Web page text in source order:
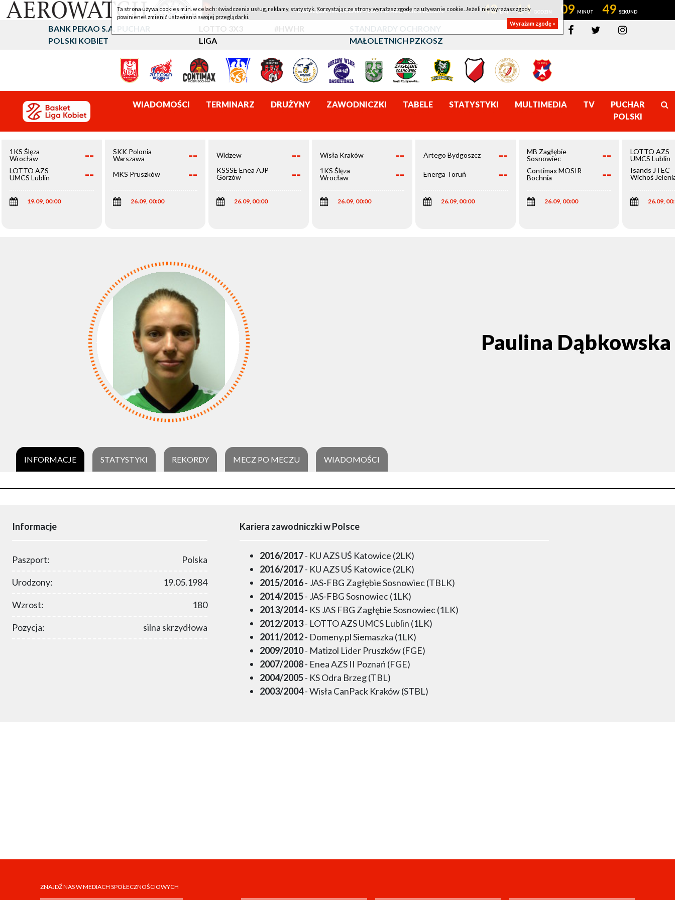
1KS ŚLĘZA WROCŁAW - LOTTO AZS UMCS LUBLIN 43 14 09 48
BANK PEKAO S.A. PUCHAR
POLSKI KOBIET
LOTTO 3X3
LIGA
#HWHR
STANDARDY OCHRONY
MAŁOLETNICH PZKOSZ
WIADOMOŚCI TERMINARZ DRUŻYNY ZAWODNICZKI TABELE STATYSTYKI MULTIMEDIA TV
PUCHAR
POLSKI
1KS Ślęza
Wrocław
--
LOTTO AZS
UMCS Lublin
--
19.09, 00:00
SKK Polonia
Warszawa
--
MKS Pruszków --
26.09, 00:00
Widzew --
KSSSE Enea AJP
Gorzów
--
26.09, 00:00
Wisła Kraków --
1KS Ślęza
Wrocław
--
26.09, 00:00
Artego Bydgoszcz --
Energa Toruń --
26.09, 00:00
MB Zagłębie
Sosnowiec
--
Contimax MOSIR
Bochnia
--
26.09, 00:00
LOTTO AZS
UMCS Lublin
Isands JTEC
Wichoś
26.09,
Paulina Dąbkowska
INFORMACJE STATYSTYKI REKORDY MECZ PO MECZU WIADOMOŚCI
Informacje
Paszport: Polska
Urodzony: 19.05.1984
Wzrost: 180
Pozycja: silna skrzydłowa
Kariera zawodniczki w Polsce
2016/2017- KU AZS UŚ Katowice (2LK)
2016/2017- KU AZS UŚ Katowice (2LK)
2015/2016- JAS-FBG Zagłębie Sosnowiec (TBLK)
2014/2015- JAS-FBG Sosnowiec (1LK)
2013/2014- KS JAS FBG Zagłębie Sosnowiec (1LK)
2012/2013- LOTTO AZS UMCS Lublin (1LK)
2011/2012- Domeny.pl Siemaszka (1LK)
2009/2010- Matizol Lider Pruszków (FGE)
2007/2008- Enea AZS II Poznań (FGE)
2004/2005- KS Odra Brzeg (TBL)
2003/2004- Wisła CanPack Kraków (STBL)
ZNAJDŹ NAS W MEDIACH SPOŁECZNOŚCIOWYCH
Ta strona używa cookies m.in. w celach: świadczenia usług, reklamy, statystyk. Korzystając ze strony wyrażasz zgodę na używanie cookie. Jeżeli nie wyrażasz zgody
powinieneś zmienić ustawienia swojej przeglądarki.
Wyrażam zgodę »